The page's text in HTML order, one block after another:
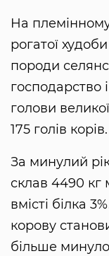
На
рогатої
породи
господарство
голови
175 голів корів.
За минулий
склав 4490 кг
вмісті білка
корову
більше